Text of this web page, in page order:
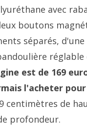
avec
boutons
séparés,
réglable
est de 169
l'acheter pour
centimètres de
profondeur.